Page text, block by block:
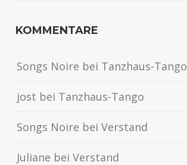
KOMMENTARE
Songs Noire bei Tanzhaus-Tango
jost bei Tanzhaus-Tango
Songs Noire beiVerstand
Juliane beiVerstand